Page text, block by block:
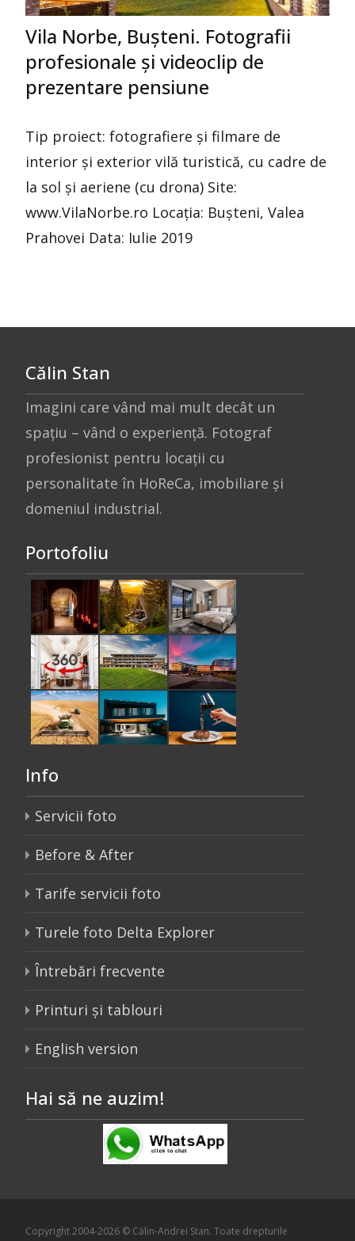
Vila Norbe, Bușteni. Fotografii
profesionale și videoclip de
prezentare pensiune
Tip proiect: fotografiere și filmare de
interior și exterior vilă turistică, cu cadre de
la sol și aeriene (cu drona) Site:
www.VilaNorbe.ro Locația: Bușteni, Valea
Prahovei Data: Iulie 2019
Călin Stan
Imagini care vând mai mult decât un
spațiu – vând o experiență. Fotograf
profesionist pentru locații cu
personalitate în HoReCa, imobiliare și
domeniul industrial.
Portofoliu
Info
Servicii foto
Before & After
Tarife servicii foto
Turele foto Delta Explorer
Întrebări frecvente
Printuri și tablouri
English version
Hai să ne auzim!
Copyright 2004-2026 © Călin-Andrei Stan. Toate drepturile